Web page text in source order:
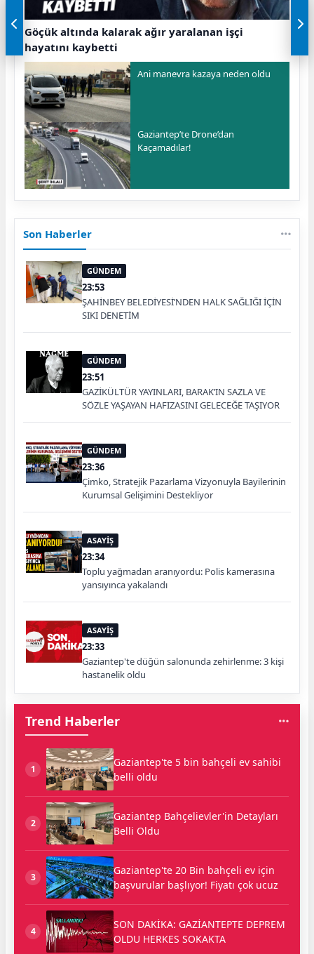
Göçük altında kalarak ağır yaralanan işçi
hayatını kaybetti
Ani manevra kazaya neden oldu
Gaziantep’te Drone’dan
Kaçamadılar!
Son Haberler
GÜNDEM
23:53
ŞAHİNBEY BELEDİYESİ’NDEN HALK SAĞLIĞI İÇİN
SIKI DENETİM
GÜNDEM
23:51
GAZİKÜLTÜR YAYINLARI, BARAK’IN SAZLA VE
SÖZLE YAŞAYAN HAFIZASINI GELECEĞE TAŞIYOR
GÜNDEM
23:36
Çimko, Stratejik Pazarlama Vizyonuyla Bayilerinin
Kurumsal Gelişimini Destekliyor
ASAYİŞ
23:34
Toplu yağmadan aranıyordu: Polis kamerasına
yansıyınca yakalandı
ASAYİŞ
23:33
Gaziantep'te düğün salonunda zehirlenme: 3 kişi
hastanelik oldu
Trend Haberler
1
Gaziantep'te 5 bin bahçeli ev sahibi
belli oldu
2
Gaziantep Bahçelievler'in Detayları
Belli Oldu
3
Gaziantep'te 20 Bin bahçeli ev için
başvurular başlıyor! Fiyatı çok ucuz
4
SON DAKİKA: GAZİANTEPTE DEPREM
OLDU HERKES SOKAKTA